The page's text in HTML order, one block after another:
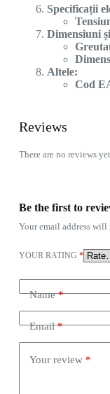
Specificații
Dimensiuni
Altele:
Cod
Reviews
There are no reviews yet.
Be the first to
Your email address
YOUR RATING *
Name*
Email*
Your review *